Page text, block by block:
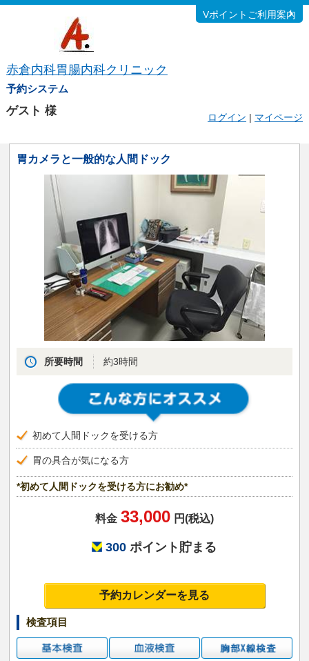
赤倉内科胃腸内科クリニック
予約システム
Vポイントご利用案内
ゲスト 様 ログイン | マイページ
胃カメラと一般的な人間ドック
所要時間 約3時間
初めて人間ドックを受ける方
胃の具合が気になる方
*初めて人間ドックを受ける方にお勧め*
料金 33,000 円(税込)
300ポイント貯まる
予約カレンダーを見る
検査項目